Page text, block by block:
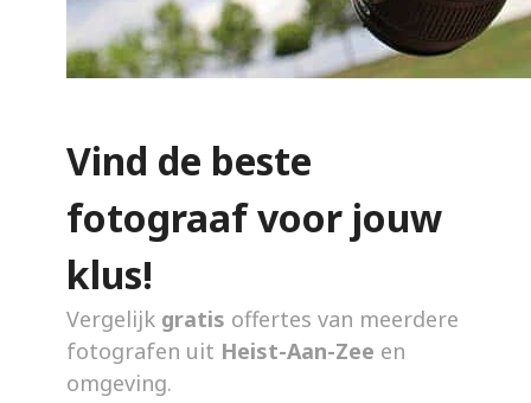
Vind de beste
fotograaf voor jouw
klus!
Vergelijk gratis offertes van meerdere
fotografen uit Heist-Aan-Zee en
omgeving.